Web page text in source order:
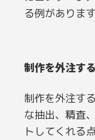
る例があります
制作を外注す
制作を外注す
な抽出、精査
トしてくれる